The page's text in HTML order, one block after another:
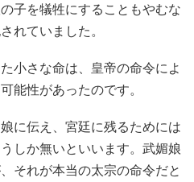
子を犠牲にすることもやむな
れていました。
小さな命は、皇帝の命令によ
能性があったのです。
に伝え、宮廷に残るためには
しか無いといいます。武媚娘
それが本当の太宗の命令だと